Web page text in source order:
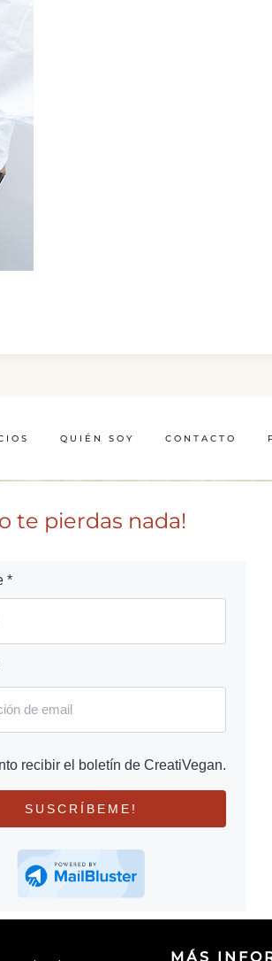
MÁS
QUIÉN SOY CONTACTO
te pierdas nada!
*
recibir el boletín de CreatiVegan.
SUSCRÍBEME!